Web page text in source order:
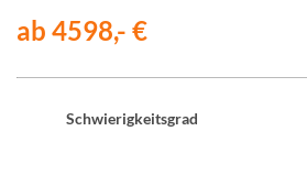
ab 4598,- €
Schwierigkeitsgrad